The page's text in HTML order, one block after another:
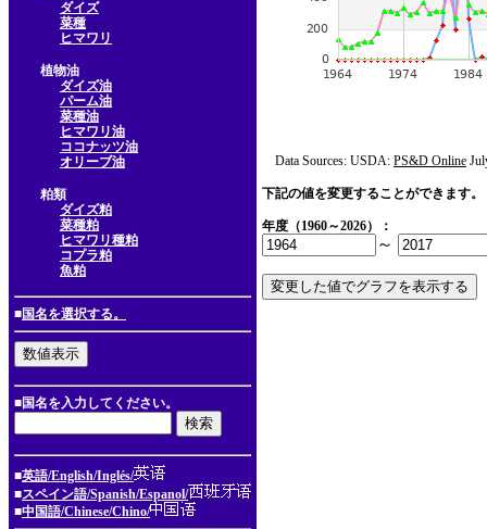
ダイズ
菜種
ヒマワリ
植物油
ダイズ油
パーム油
菜種油
ヒマワリ油
ココナッツ油
オリーブ油
粕類
ダイズ粕
菜種粕
ヒマワリ種粕
コプラ粕
魚粕
■国名を選択する。
■国名を入力してください。
■英語/English/Inglés/
■スペイン語/Spanish/Espanol/
■中国語/Chinese/Chino/
Data Sources: USDA: PS&D Online
下記の値を変更することができます。
年度（1960～2026）：
～